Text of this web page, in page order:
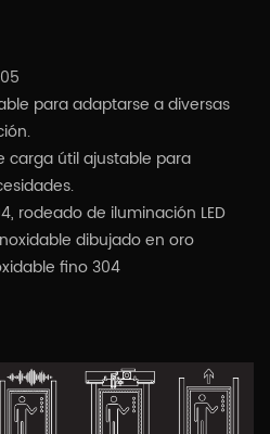
para adaptarse a diversas
carga útil ajustable para
rodeado de iluminación LED
dibujado en oro
fino 304